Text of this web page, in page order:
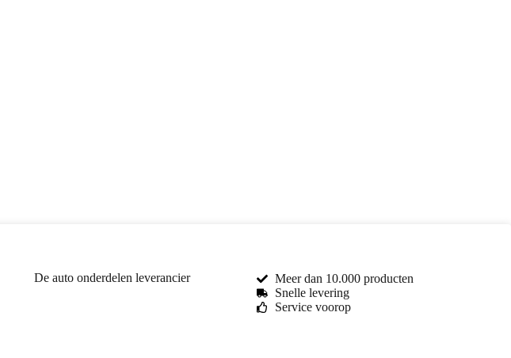
De auto onderdelen leverancier
Meer dan 10.000 producten
Snelle levering
Service voorop